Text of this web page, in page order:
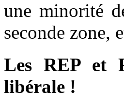
une minorité
seconde zone,
Les REP et
libérale !